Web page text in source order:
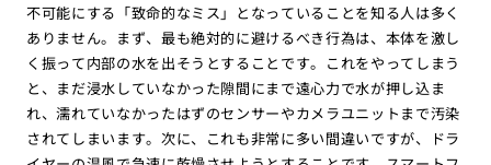
不可能にする「致命的なミス」となっていることを知る人は多く
ありません。まず、最も絶対的に避けるべき行為は、本体を激し
く振って内部の水を出そうとすることです。これをやってしまう
と、まだ浸水していなかった隙間にまで遠心力で水が押し込ま
れ、濡れていなかったはずのセンサーやカメラユニットまで汚染
されてしまいます。次に、これも非常に多い間違いですが、ドラ